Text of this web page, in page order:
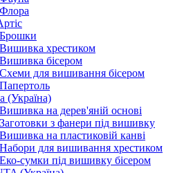
Флора
Брошки
Вишивка хрестиком
Вишивка бісером
Схеми для вишивання бісером
Папертоль
(Україна)
Вишивка на дерев'яній основі
Заготовки з фанери під вишивку
Вишивка на пластиковій канві
Набори для вишивання хрестиком
Еко-сумки під вишивку бісером